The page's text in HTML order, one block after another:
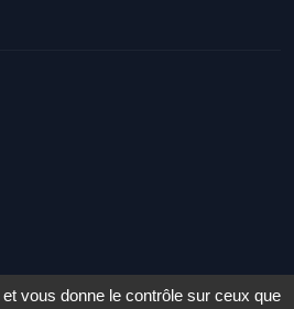
vous donne le contrôle sur ceux que